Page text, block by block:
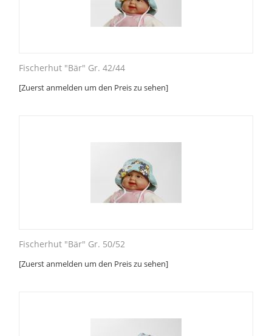
Fischerhut "Bär" Gr. 42/44
[Zuerst anmelden um den Preis zu sehen]
Fischerhut "Bär" Gr. 50/52
[Zuerst anmelden um den Preis zu sehen]